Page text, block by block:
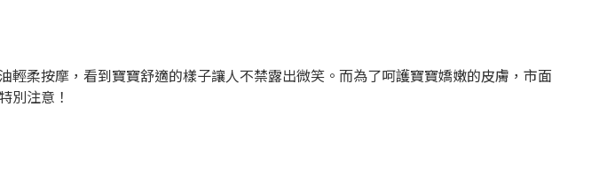
柔按摩，看到寶寶舒適的樣子讓人不禁露出微笑。而為了呵護寶寶嬌嫩的皮膚，市面
別注意！